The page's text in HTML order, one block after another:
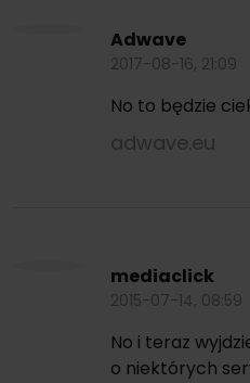
Adwave
2017-08-16, 21:09
No to będzie
adwave.eu
mediaclick
2015-07-14, 08:59
No i teraz
o niektórych